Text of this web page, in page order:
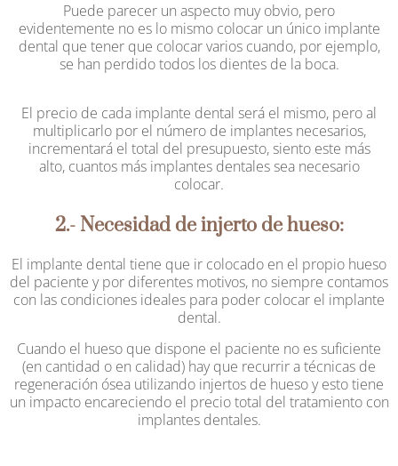
Puede parecer un aspecto muy obvio, pero
evidentemente no es lo mismo colocar un único implante
dental que tener que colocar varios cuando, por ejemplo,
se han perdido todos los dientes de la boca.
El precio de cada implante dental será el mismo, pero al
multiplicarlo por el número de implantes necesarios,
incrementará el total del presupuesto, siento este más
alto, cuantos más implantes dentales sea necesario
colocar.
2.- Necesidad de injerto de hueso:
El implante dental tiene que ir colocado en el propio hueso
del paciente y por diferentes motivos, no siempre contamos
con las condiciones ideales para poder colocar el implante
dental.
Cuando el hueso que dispone el paciente no es suficiente
(en cantidad o en calidad) hay que recurrir a técnicas de
regeneración ósea utilizando injertos de hueso y esto tiene
un impacto encareciendo el precio total del tratamiento con
implantes dentales.